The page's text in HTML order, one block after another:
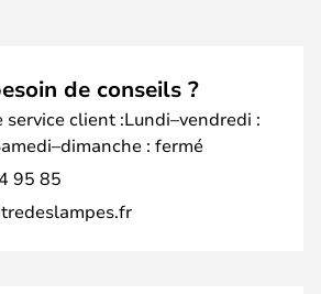
de conseils ?
service client :Lundi–vendredi :
: fermé
95 85